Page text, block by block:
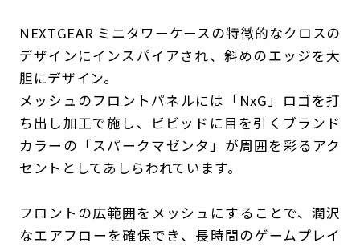
NEXTGEAR ミニタワーケースの特徴的なクロスの
デザインにインスパイアされ、斜めのエッジを大
胆にデザイン。
メッシュのフロントパネルには「NxG」ロゴを打
ち出し加工で施し、ビビッドに目を引くブランド
カラーの「スパークマゼンタ」が周囲を彩るアク
セントとしてあしらわれています。
フロントの広範囲をメッシュにすることで、潤沢
なエアフローを確保でき、長時間のゲームプレイ